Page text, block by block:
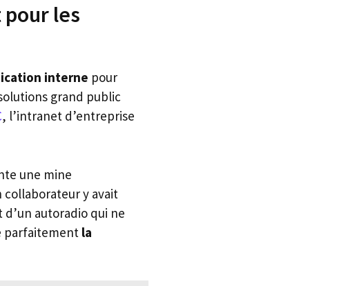
les
interne pour
grand public
, l’intranet d’entreprise
une mine
y avait
autoradio qui ne
parfaitement la